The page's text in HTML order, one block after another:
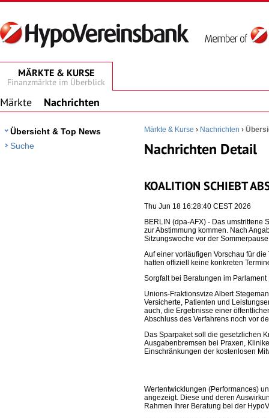
MÄRKTE & KURSE
Finanzmärkte im Überblick
Märkte Nachrichten
Übersicht & Top News
Suche
Märkte & Kurse › Nachrichten ›
Nachrichten Detail
KOALITION SCHIEBT
Thu Jun 18 16:28:40 CEST 2026
BERLIN (dpa-AFX) - Das
zur Abstimmung kommen. Nach
Sitzungswoche vor der
Auf einer vorläufigen Vorschau für
hatten offiziell keine konkreten
Sorgfalt bei Beratungen im Parlament
Unions-Fraktionsvize Albert
Versicherte, Patienten und
auch, die Ergebnisse einer
Abschluss des Verfahrens noch vor
Das Sparpaket soll die gesetzlichen
Ausgabenbremsen bei Praxen,
Einschränkungen der kostenlosen
Wertentwicklungen (Performances)
angezeigt. Diese und deren
Rahmen Ihrer Beratung bei der